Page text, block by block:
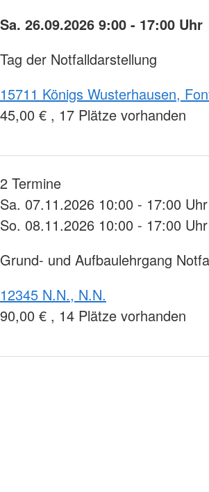
Sa. 26.09.2026 9:00 - 17:00 Uhr
Tag der Notfalldarstellung
15711 Königs Wusterhausen,
45,00 € , 17 Plätze vorhanden
2 Termine
Sa. 07.11.2026 10:00 - 17:00
So. 08.11.2026 10:00 - 17:00 Uhr
Grund- und Aufbaulehrgang
12345 N.N., N.N.
90,00 € , 14 Plätze vorhanden